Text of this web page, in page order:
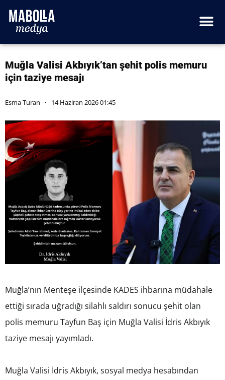
Muğla Valisi Akbıyık’tan şehit polis memuru
için taziye mesajı
Esma Turan 14 Haziran 2026 01:45
Muğla’nın Menteşe ilçesinde KADES ihbarına müdahale
ettiği sırada uğradığı silahlı saldırı sonucu şehit olan
polis memuru Tayfun Baş için Muğla Valisi İdris Akbıyık
taziye mesajı yayımladı.
Muğla Valisi İdris Akbıyık, sosyal medya hesabından